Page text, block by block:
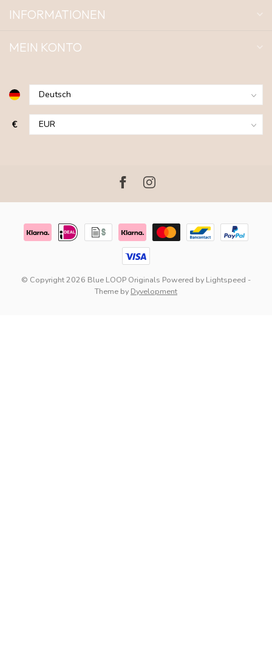
INFORMATIONEN
MEIN KONTO
€
© Copyright 2026 Blue LOOP Originals Powered by Lightspeed -
Theme by Dyvelopment